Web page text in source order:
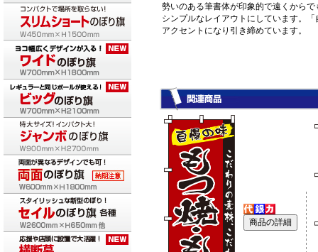
勢いのある筆書体が印象的で遠くから
シンプルなレイアウトにしています。
アクセントになり引き締めています。